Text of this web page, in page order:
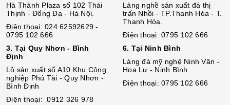
Hà Thành Plaza số 102 Thái
Thịnh - Đống Đa - Hà Nội.
Điện thoại: 024 62592629 -
0795 102 666
3. Tại Quy Nhơn - Bình
Định
Lô sản xuất số A10 Khu Công
nghiệp Phú Tài - Quy Nhơn -
Bình Định
Điện thoại: 0912 326 978
Làng nghề sản xuất đá thị
trấn Nhồi - TP.Thanh Hóa - T.
Thanh Hóa.
Điện thoại: 0795 102 666
6. Tại Ninh Bình
Làng đá mỹ nghệ Ninh Vân -
Hoa Lư - Ninh Bình
Điện thoại: 0795 102 666